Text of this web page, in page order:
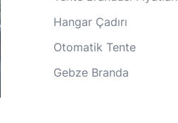
Hangar Çadırı
Otomatik Tente
Gebze Branda